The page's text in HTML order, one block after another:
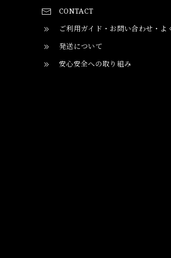
CONTACT
ご利用ガイド・お問い合わせ・よ
発送について
安心安全への取り組み